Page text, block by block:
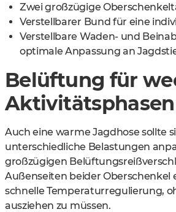
Zwei großzügige
Verstellbarer Bund für eine
Verstellbare Waden- und
optimale Anpassung an
Belüftung für
Aktivitätsphasen
Auch eine warme Jagdhose sollte
unterschiedliche Belastungen
großzügigen
Außenseiten beider Oberschenkel
schnelle Temperaturregulierung,
ausziehen zu müssen.